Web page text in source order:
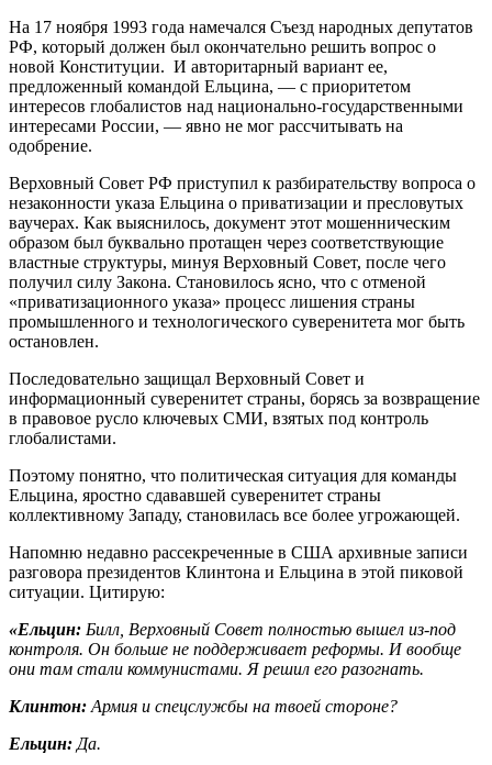
На 17 ноября 1993 года намечался Съезд народных депутатов
РФ, который должен был окончательно решить вопрос о
новой Конституции. И авторитарный вариант ее,
предложенный командой Ельцина, — с приоритетом
интересов глобалистов над национально-государственными
интересами России, — явно не мог рассчитывать на
одобрение.
Верховный Совет РФ приступил к разбирательству вопроса о
незаконности указа Ельцина о приватизации и пресловутых
ваучерах. Как выяснилось, документ этот мошенническим
образом был буквально протащен через соответствующие
властные структуры, минуя Верховный Совет, после чего
получил силу Закона. Становилось ясно, что с отменой
«приватизационного указа» процесс лишения страны
промышленного и технологического суверенитета мог быть
остановлен.
Последовательно защищал Верховный Совет и
информационный суверенитет страны, борясь за возвращение
в правовое русло ключевых СМИ, взятых под контроль
глобалистами.
Поэтому понятно, что политическая ситуация для команды
Ельцина, яростно сдававшей суверенитет страны
коллективному Западу, становилась все более угрожающей.
Напомню недавно рассекреченные в США архивные записи
разговора президентов Клинтона и Ельцина в этой пиковой
ситуации. Цитирую:
«Ельцин: Билл, Верховный Совет полностью вышел из-под
контроля. Он больше не поддерживает реформы. И вообще
они там стали коммунистами. Я решил его разогнать.
Клинтон: Армия и спецслужбы на твоей стороне?
Ельцин: Да.